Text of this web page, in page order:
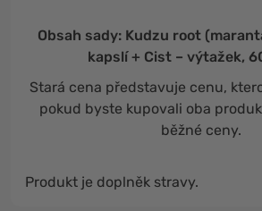
Obsah sady: Kudzu root
kapslí + Cist – výtažek,
Stará cena představuje cenu,
pokud byste kupovali oba
běžné ceny.
Produkt je doplněk stravy.